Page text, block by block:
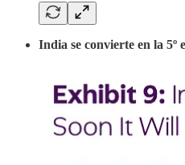
India se convierte en la 5º